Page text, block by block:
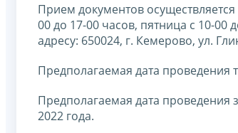
Прием документов
00 до 17-00 часов, пятница с 10-
адресу: 650024, г. Кемерово, ул.
Предполагаемая дата проведения
Предполагаемая дата проведения
2022 года.